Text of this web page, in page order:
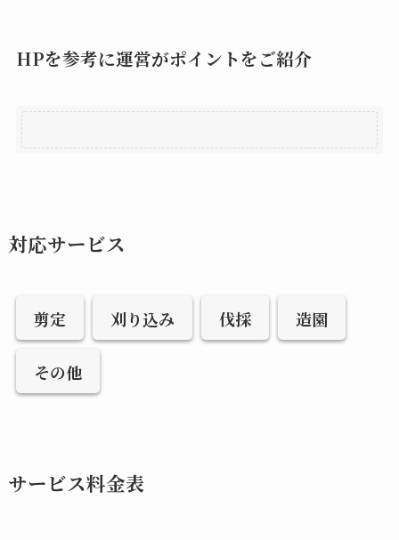
HPを参考に運営がポイントをご紹介
対応サービス
剪定 刈り込み 伐採 造園
その他
サービス料金表